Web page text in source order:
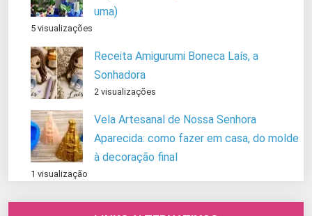
uma)
5 visualizações
Receita Amigurumi Boneca Laís, a
Sonhadora
2 visualizações
Vela Artesanal de Nossa Senhora
Aparecida: como fazer em casa, do molde
à decoração final
1 visualização